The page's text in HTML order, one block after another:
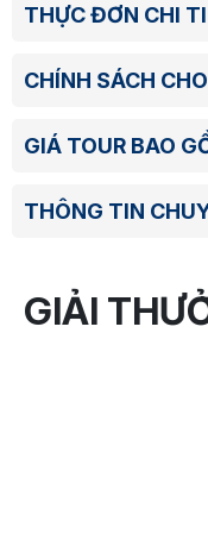
THỰC ĐƠN CHI
CHÍNH SÁCH
GIÁ TOUR BAO
THÔNG TIN
GIẢI